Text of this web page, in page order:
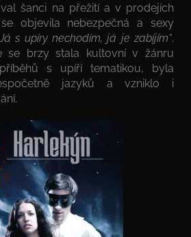
šanci na přežití a v prodejích
objevila nebezpečná a sexy
s upíry nechodím, já je zabíjím“.
se brzy stala kultovní v žánru
s upíří tematikou, byla
jazyků a vzniklo i